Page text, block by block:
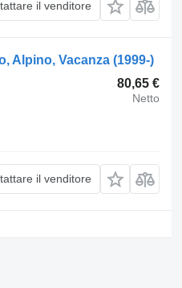
il venditore
Alpino, Vacanza (1999-)
80,65 €
Netto
il venditore